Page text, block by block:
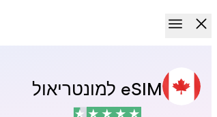
eSIM למונטריאול